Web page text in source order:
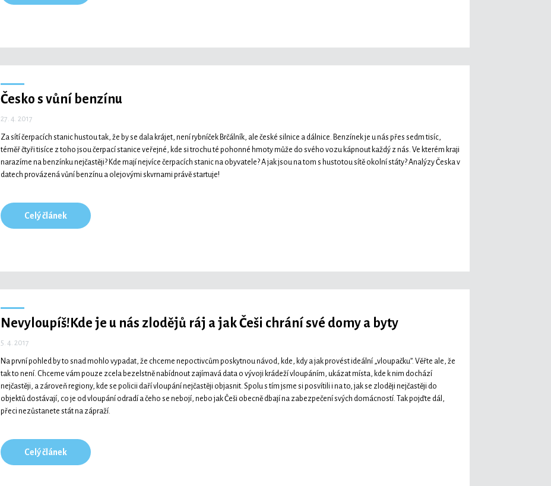
Česko s vůní benzínu
27. 4. 2017
Za sítí čerpacích stanic hustou tak, že by se dala krájet, není rybníček Brčálník, ale české silnice a dálnice. Benzínek je u nás přes sedm tisíc,
téměř čtyři tisíce z toho jsou čerpací stanice veřejné, kde si trochu té pohonné hmoty může do svého vozu kápnout každý z nás. Ve kterém kraji
narazíme na benzínku nejčastěji? Kde mají nejvíce čerpacích stanic na obyvatele? A jak jsou na tom s hustotou sítě okolní státy? Analýzy Česka v
datech provázená vůní benzínu a olejovými skvrnami právě startuje!
Celý článek
Nevyloupíš! Kde je u nás zlodějů ráj a jak Češi chrání své domy a byty
5. 4. 2017
Na první pohled by to snad mohlo vypadat, že chceme nepoctivcům poskytnou návod, kde, kdy a jak provést ideální „vloupačku”. Věřte ale, že
tak to není. Chceme vám pouze zcela bezelstně nabídnout zajímavá data o vývoji krádeží vloupáním, ukázat místa, kde k nim dochází
nejčastěji, a zároveň regiony, kde se policii daří vloupání nejčastěji objasnit. Spolu s tím jsme si posvítili i na to, jak se zloději nejčastěji do
objektů dostávají, co je od vloupání odradí a čeho se nebojí, nebo jak Češi obecně dbají na zabezpečení svých domácností. Tak pojďte dál,
přeci nezůstanete stát na zápraží.
Celý článek